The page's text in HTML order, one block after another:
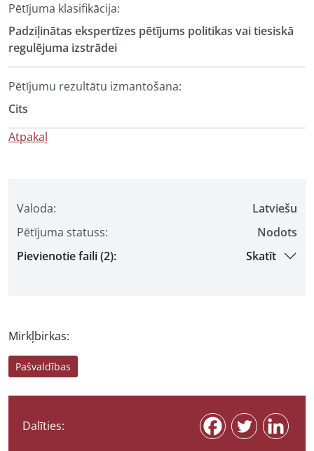
Valoda:
Latviešu
Pētījuma statuss:
Nodots
Pievienotie faili (2):
Skatīt
Mirkļbirkas:
Pašvaldības
Dalīties:
Pētījuma klasifikācija:
Padziļinātas ekspertīzes pētījums politikas vai tiesiskā
regulējuma izstrādei
Pētījumu rezultātu izmantošana:
Cits
Atpakaļ